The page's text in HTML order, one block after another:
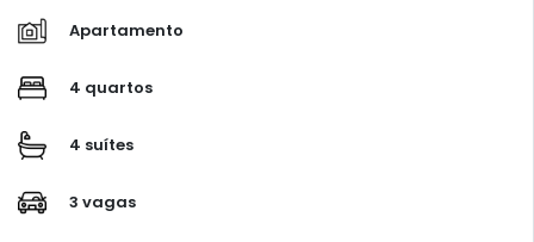
Apartamento
4 quartos
4 suítes
3 vagas